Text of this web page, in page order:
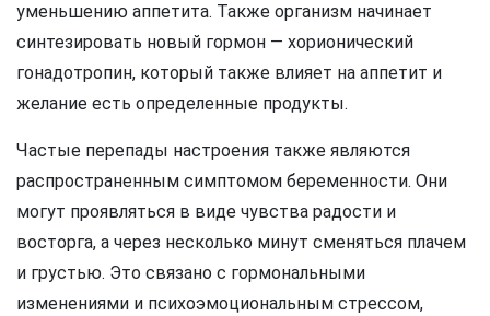
уменьшению аппетита. Также организм начинает
синтезировать новый гормон — хорионический
гонадотропин, который также влияет на аппетит и
желание есть определенные продукты.
Частые перепады настроения также являются
распространенным симптомом беременности. Они
могут проявляться в виде чувства радости и
восторга, а через несколько минут сменяться плачем
и грустью. Это связано с гормональными
изменениями и психоэмоциональным стрессом,